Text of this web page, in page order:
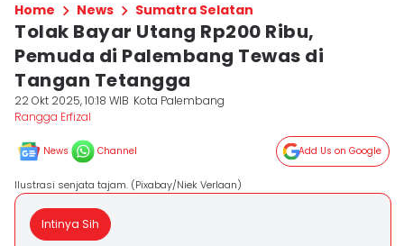
Home News Sumatra Selatan
Tolak Bayar Utang Rp200 Ribu,
Pemuda di Palembang Tewas di
Tangan Tetangga
22 Okt 2025, 10:18 WIB Kota Palembang
Rangga Erfizal
News Channel Add Us on Google
Ilustrasi senjata tajam. (Pixabay/Niek Verlaan)
Intinya Sih